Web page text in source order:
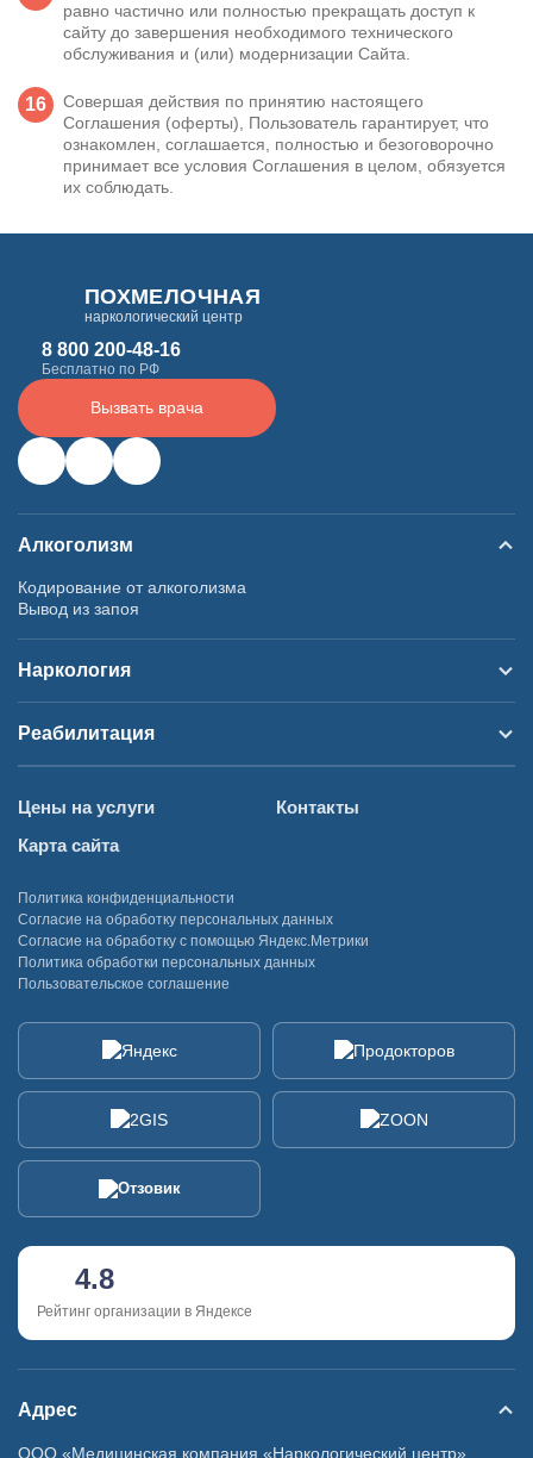
равно частично или полностью прекращать доступ к
сайту до завершения необходимого технического
обслуживания и (или) модернизации Сайта.
Совершая действия по принятию настоящего
Соглашения (оферты), Пользователь гарантирует, что
ознакомлен, соглашается, полностью и безоговорочно
принимает все условия Соглашения в целом, обязуется
их соблюдать.
ПОХМЕЛОЧНАЯ
наркологический центр
8 800 200-48-16
Бесплатно по РФ
Вызвать врача
Алкоголизм
Кодирование от алкоголизма
Вывод из запоя
Наркология
Реабилитация
Цены на услуги
Контакты
Карта сайта
Политика конфиденциальности
Согласие на обработку персональных данных
Согласие на обработку с помощью Яндекс.Метрики
Политика обработки персональных данных
Пользовательское соглашение
4.8
Рейтинг организации в Яндексе
Адрес
ООО «Медицинская компания «Наркологический центр»